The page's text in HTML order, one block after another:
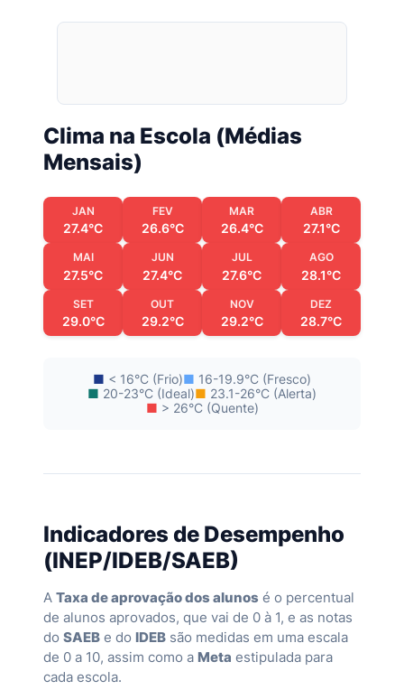
Clima na Escola (Médias
Mensais)
JAN
27.4°C
FEV
26.6°C
MAR
26.4°C
ABR
27.1°C
MAI
27.5°C
JUN
27.4°C
JUL
27.6°C
AGO
28.1°C
SET
29.0°C
OUT
29.2°C
NOV
29.2°C
DEZ
28.7°C
■ < 16°C (Frio)■ 16-19.9°C (Fresco)
■ 20-23°C (Ideal)■ 23.1-26°C (Alerta)
■ > 26°C (Quente)
Indicadores de Desempenho
(INEP/IDEB/SAEB)
A Taxa de aprovação dos alunos é o percentual
de alunos aprovados, que vai de 0 à 1, e as notas
do SAEB e do IDEB são medidas em uma escala
de 0 a 10, assim como a Meta estipulada para
cada escola.